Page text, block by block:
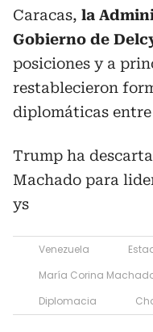
Caracas, la
Gobierno de
posiciones y a
restablecieron
diplomáticas entre
Trump ha
Machado para
ys
Venezuela
María Corina
Diplomacia